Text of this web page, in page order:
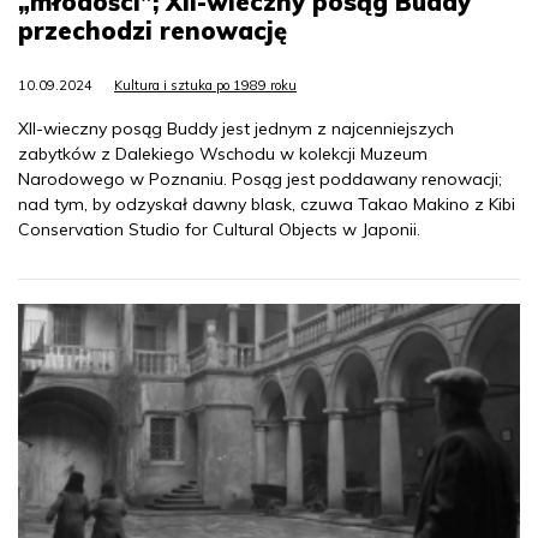
przechodzi renowację
10.09.2024 Kultura i sztuka po 1989 roku
XII-wieczny posąg Buddy jest jednym z najcenniejszych
zabytków z Dalekiego Wschodu w kolekcji Muzeum
Narodowego w Poznaniu. Posąg jest poddawany renowacji;
nad tym, by odzyskał dawny blask, czuwa Takao Makino z Kibi
Conservation Studio for Cultural Objects w Japonii.